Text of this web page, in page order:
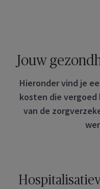
Jouw
Hieronder vind je
kosten die
van de